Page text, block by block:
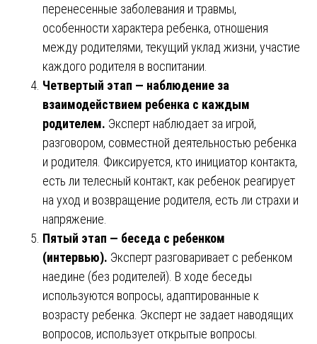
перенесенные заболевания и травмы,
особенности характера ребенка, отношения
между родителями, текущий уклад жизни, участие
каждого родителя в воспитании.
Четвертый этап — наблюдение за
взаимодействием ребенка с каждым
родителем. Эксперт наблюдает за игрой,
разговором, совместной деятельностью ребенка
и родителя. Фиксируется, кто инициатор контакта,
есть ли телесный контакт, как ребенок реагирует
на уход и возвращение родителя, есть ли страхи и
напряжение.
Пятый этап — беседа с ребенком
(интервью). Эксперт разговаривает с ребенком
наедине (без родителей). В ходе беседы
используются вопросы, адаптированные к
возрасту ребенка. Эксперт не задает наводящих
вопросов, использует открытые вопросы.